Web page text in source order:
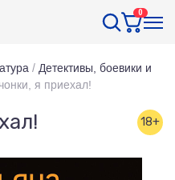
0
/ Детективы, боевики и
я приехал!
18+